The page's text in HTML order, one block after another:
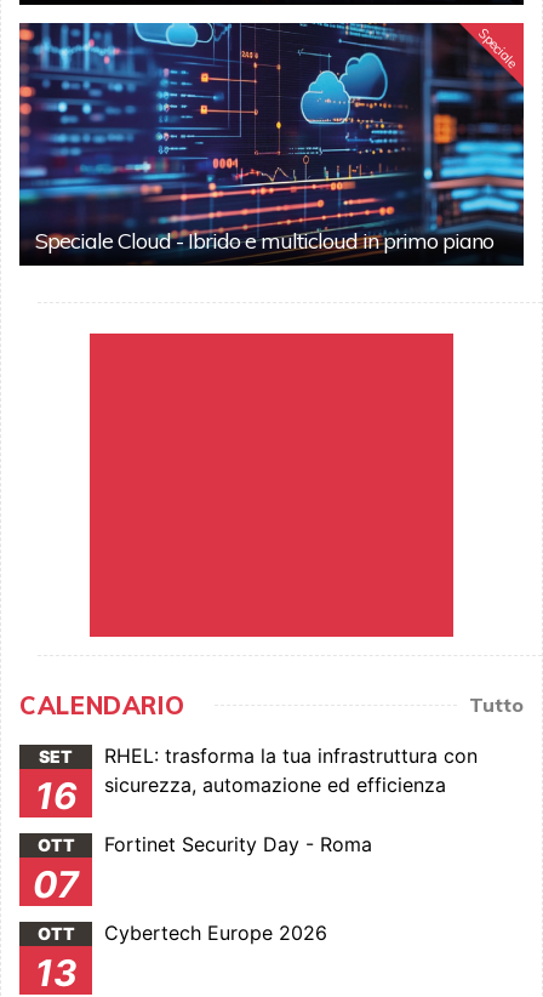
Speciale
Speciale Cloud - Ibrido e multicloud in primo piano
CALENDARIO Tutto
SET
16
RHEL: trasforma la tua infrastruttura con
sicurezza, automazione ed efficienza
OTT
07
Fortinet Security Day - Roma
OTT
13
Cybertech Europe 2026